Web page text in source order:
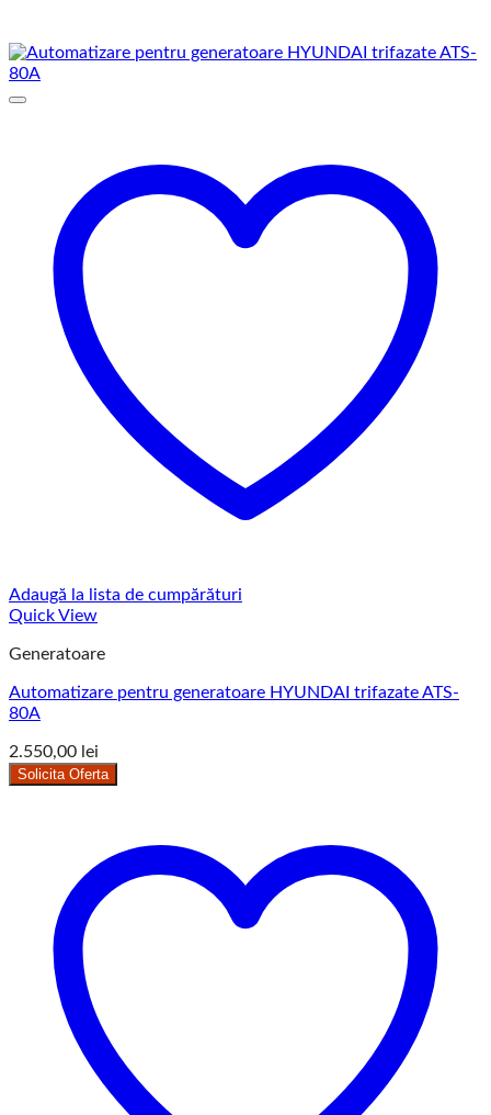
Adaugă la lista de cumpărături
Quick View
Generatoare
Automatizare pentru generatoare HYUNDAI trifazate ATS-
80A
2.550,00 lei
Solicita Oferta